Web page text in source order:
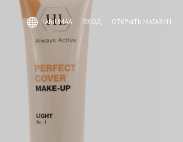
HARJUMAA ВХОД ОТКРЫТЬ МАГАЗИН